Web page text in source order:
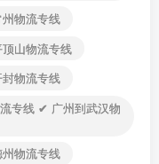
物流专线
山物流专线
物流专线
专线 ✔ 广州到武汉物
物流专线